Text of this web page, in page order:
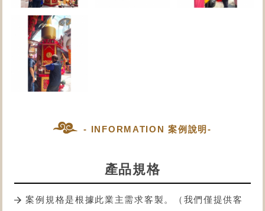
- INFORMATION 案例說明-
產品規格
案例規格是根據此業主需求客製。（我們僅提供客